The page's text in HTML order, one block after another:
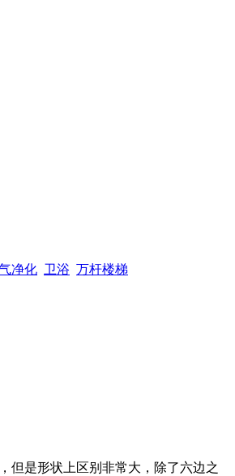
净化 卫浴 万杆楼梯
但是形状上区别非常大，除了六边之